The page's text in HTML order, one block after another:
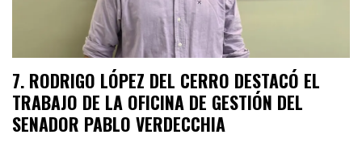
RODRIGO LÓPEZ DEL CERRO DESTACÓ EL
TRABAJO DE LA OFICINA DE GESTIÓN DEL
SENADOR PABLO VERDECCHIA